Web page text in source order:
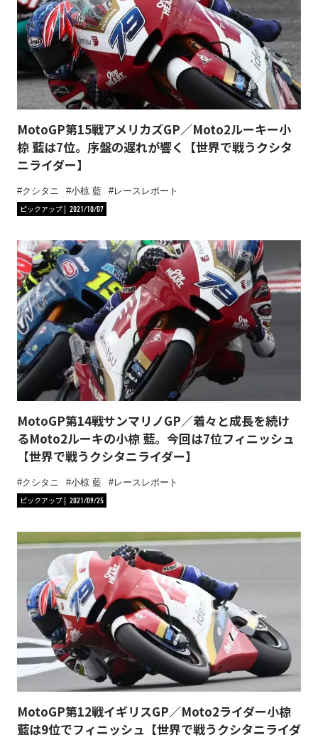
MotoGP第15戦アメリカズGP／Moto2ルーキー小
椋 藍は7位。序盤の遅れが響く【世界で戦うクシタ
ニライダー】
クシタニ 小椋 藍
レースレポート
ピックアップ
2021/10/07
MotoGP第14戦サンマリノGP／着々と成長を続け
るMoto2ルーキの小椋 藍。今回は7位フィニッシュ
【世界で戦うクシタニライダー】
クシタニ 小椋 藍
レースレポート
ピックアップ
2021/09/25
MotoGP第12戦イギリスGP／Moto2ライダー小椋
藍は9位でフィニッシュ【世界で戦うクシタニライダ